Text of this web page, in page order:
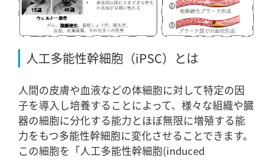
人工多能性幹細胞（iPSC）とは
人間の皮膚や血液などの体細胞に対して特定の因
子を導入し培養することによって、様々な組織や臓
器の細胞に分化する能力とほぼ無限に増殖する能
力をもつ多能性幹細胞に変化させることできます。
この細胞を「人工多能性幹細胞(induced